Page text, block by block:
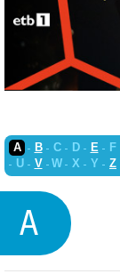
A B C D E F
U
V W X Y Z
A